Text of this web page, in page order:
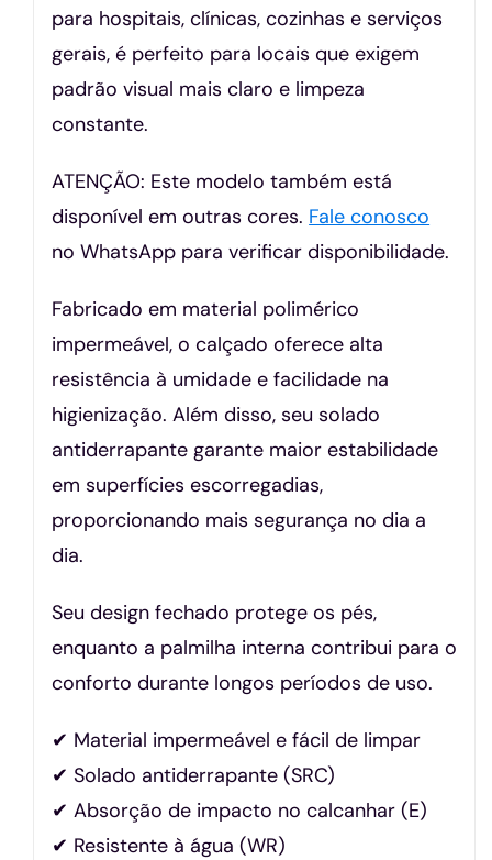
para hospitais, clínicas, cozinhas e serviços
gerais, é perfeito para locais que exigem
padrão visual mais claro e limpeza
constante.
ATENÇÃO: Este modelo também está
disponível em outras cores. Fale conosco
no WhatsApp para verificar disponibilidade.
Fabricado em material polimérico
impermeável, o calçado oferece alta
resistência à umidade e facilidade na
higienização. Além disso, seu solado
antiderrapante garante maior estabilidade
em superfícies escorregadias,
proporcionando mais segurança no dia a
dia.
Seu design fechado protege os pés,
enquanto a palmilha interna contribui para o
conforto durante longos períodos de uso.
✔ Material impermeável e fácil de limpar
✔ Solado antiderrapante (SRC)
✔ Absorção de impacto no calcanhar (E)
✔ Resistente à água (WR)